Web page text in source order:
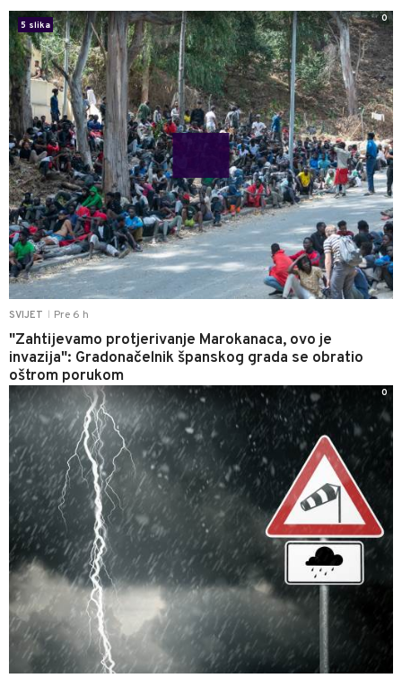
SVIJET Pre 6 h
"Zahtijevamo protjerivanje Marokanaca, ovo je
invazija": Gradonačelnik španskog grada se obratio
oštrom porukom
5 slika
0
0